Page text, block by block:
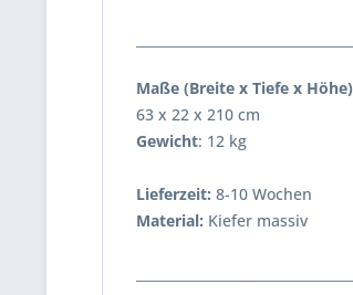
Maße (Breite x Tiefe x Höhe)
63 x 22 x 210 cm
Gewicht: 12 kg
Lieferzeit: 8-10 Wochen
Material: Kiefer massiv